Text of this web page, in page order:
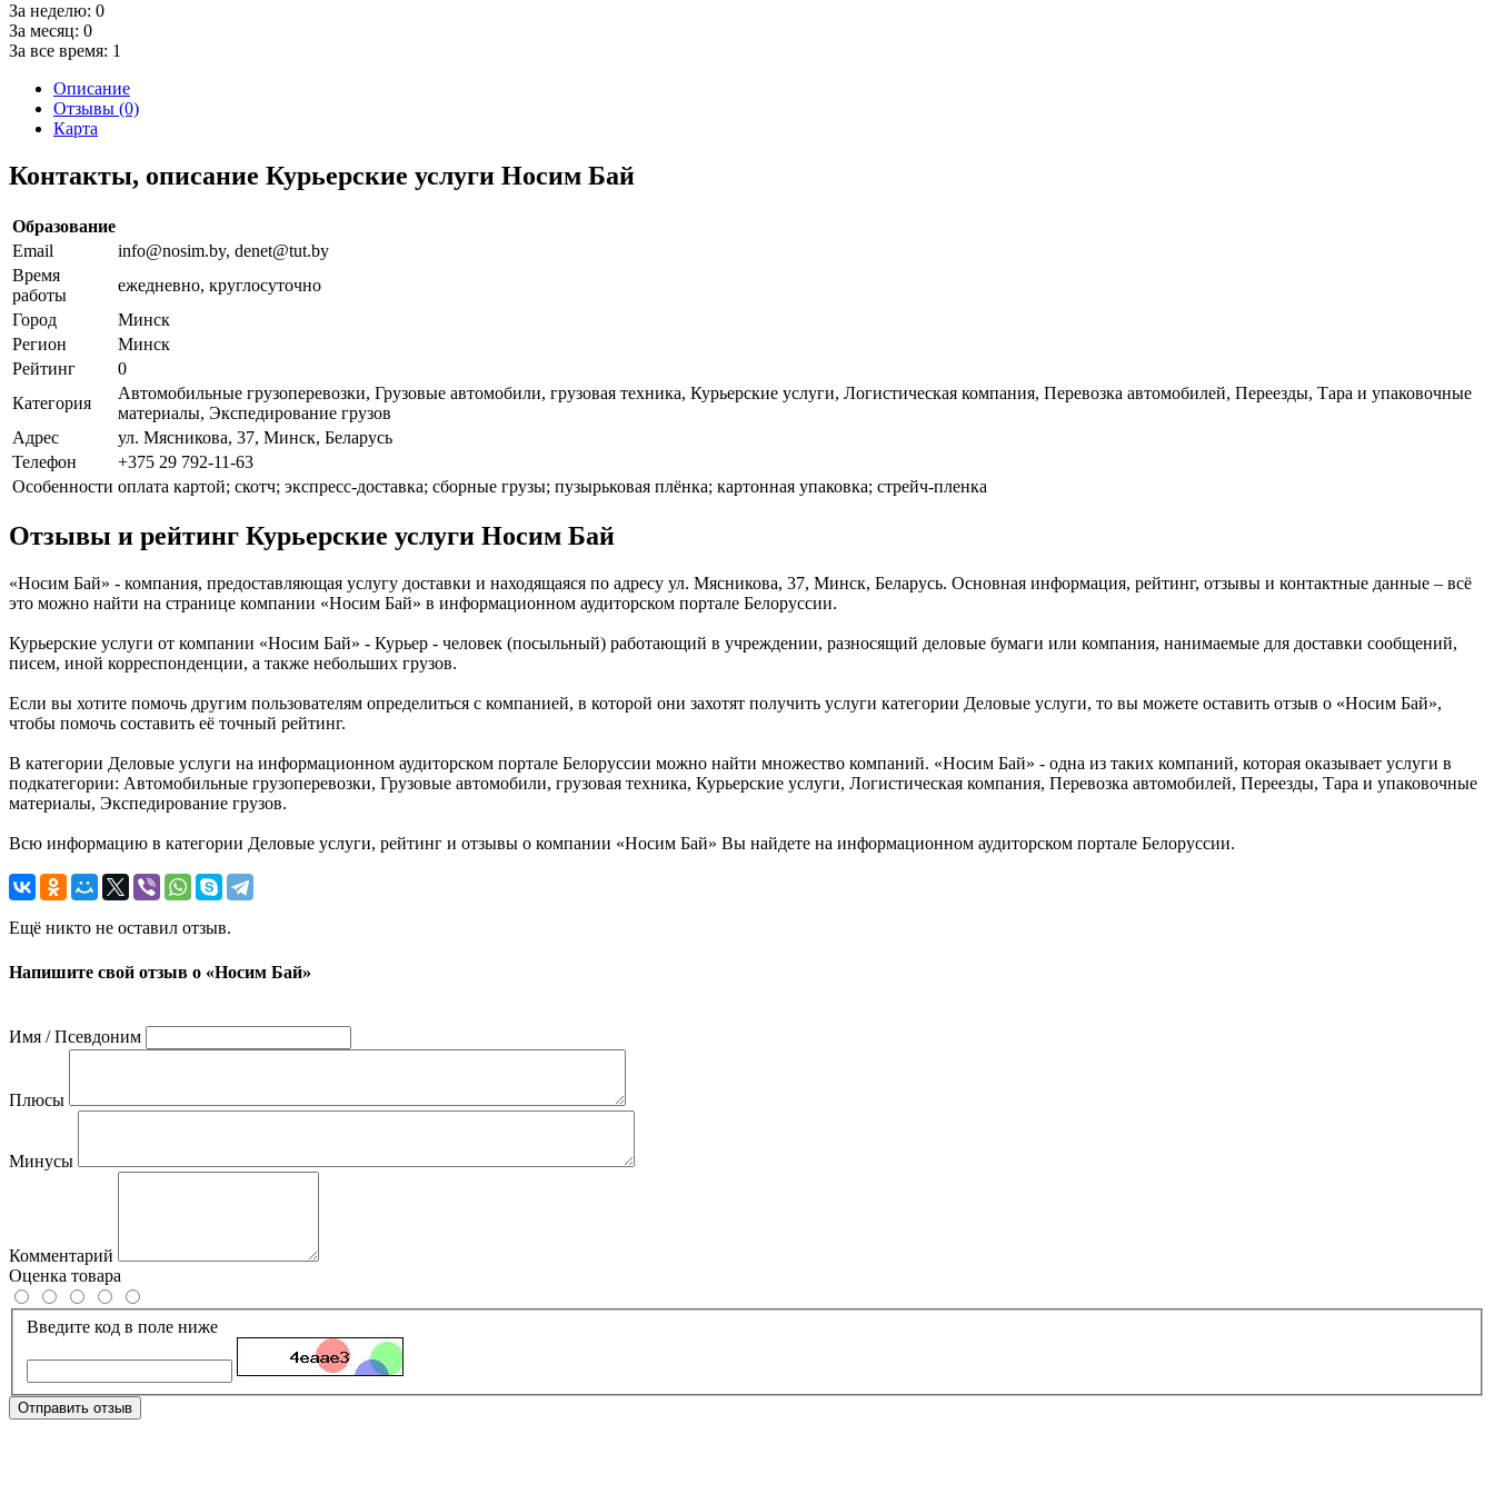
За неделю: 0
За месяц: 0
За все время: 1
Описание
Отзывы (0)
Карта
Контакты, описание Курьерские услуги Носим Бай
Образование
Email
info@nosim.by, denet@tut.by
Время
работы
ежедневно, круглосуточно
Город
Минск
Регион
Минск
Рейтинг
0
Категория
Автомобильные грузоперевозки, Грузовые автомобили, грузовая техника, Курьерские услуги, Логистическая компания, Перевозка автомобилей, Переезды, Тара и упаковочные
материалы, Экспедирование грузов
Адрес
ул. Мясникова, 37, Минск, Беларусь
Телефон
+375 29 792-11-63
Особенности оплата картой; скотч; экспресс-доставка; сборные грузы; пузырьковая плёнка; картонная упаковка; стрейч-пленка
Отзывы и рейтинг Курьерские услуги Носим Бай
«Носим Бай» - компания, предоставляющая услугу доставки и находящаяся по адресу ул. Мясникова, 37, Минск, Беларусь. Основная информация, рейтинг, отзывы и контактные данные – всё
это можно найти на странице компании «Носим Бай» в информационном аудиторском портале Белоруссии.
Курьерские услуги от компании «Носим Бай» - Курьер - человек (посыльный) работающий в учреждении, разносящий деловые бумаги или компания, нанимаемые для доставки сообщений,
писем, иной корреспонденции, а также небольших грузов.
Если вы хотите помочь другим пользователям определиться с компанией, в которой они захотят получить услуги категории Деловые услуги, то вы можете оставить отзыв о «Носим Бай»,
чтобы помочь составить её точный рейтинг.
В категории Деловые услуги на информационном аудиторском портале Белоруссии можно найти множество компаний. «Носим Бай» - одна из таких компаний, которая оказывает услуги в
подкатегории: Автомобильные грузоперевозки, Грузовые автомобили, грузовая техника, Курьерские услуги, Логистическая компания, Перевозка автомобилей, Переезды, Тара и упаковочные
материалы, Экспедирование грузов.
Всю информацию в категории Деловые услуги, рейтинг и отзывы о компании «Носим Бай» Вы найдете на информационном аудиторском портале Белоруссии.
Ещё никто не оставил отзыв.
Напишите свой отзыв о «Носим Бай»
Имя / Псевдоним
Плюсы
Минусы
Комментарий
Оценка товара
Введите код в поле ниже
Отправить отзыв